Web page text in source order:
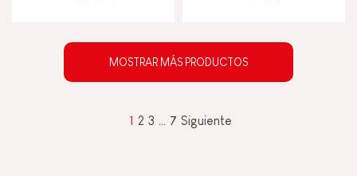
MOSTRAR MÁS PRODUCTOS
1 2 3 7 Siguiente